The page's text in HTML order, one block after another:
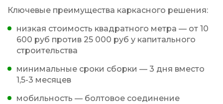
Ключевые преимущества каркасного решения:
низкая стоимость квадратного метра — от 10
600 руб против 25 000 руб у капитального
строительства
минимальные сроки сборки — 3 дня вместо
1,5-3 месяцев
мобильность — болтовое соединение